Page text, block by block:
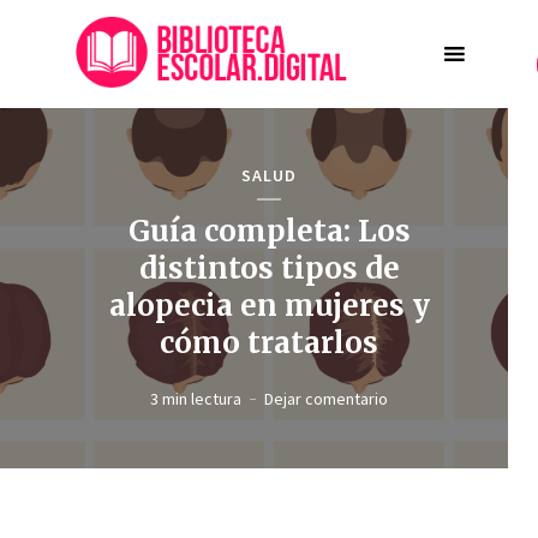
SALUD
Guía completa: Los
distintos tipos de
alopecia en mujeres y
cómo tratarlos
3 min lectura Dejar comentario